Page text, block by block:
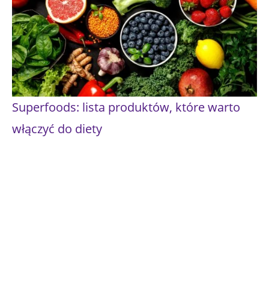
Superfoods: lista produktów, które warto
włączyć do diety